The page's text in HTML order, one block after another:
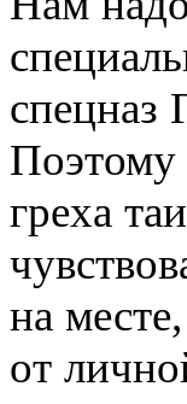
спецназ
Поэтому
греха
на
от